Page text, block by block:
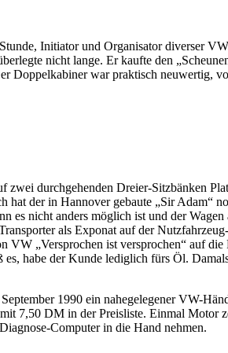
Initiator und Organisator diverser
nicht lange. Er kaufte den
Doppelkabiner war praktisch neuwertig,
zwei durchgehenden Dreier-Sitzbänken
der in Hannover gebaute „Sir Adam“
es nicht anders möglich ist und der
als Exponat auf der
VW „Versprochen ist versprochen“ auf
habe der Kunde lediglich fürs Öl.
1990 ein nahegelegener VW-
7,50 DM in der Preisliste. Einmal Motor
Computer in die Hand nehmen.